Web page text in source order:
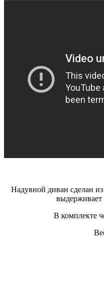
Надувной диван сделан
выдерживает
В комплекте